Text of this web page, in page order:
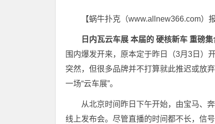
【蜗牛扑克（www.allnew366.com）报
日内瓦云车展 本届的 硬核新车 重磅集
围内爆发开来，原本定于昨日（3月3日）
突然，但很多品牌并不打算就此推迟或放
一场“云车展”。
从北京时间昨日下午开始，由宝马、
线上发布会。尽管直播的时间都不长，信